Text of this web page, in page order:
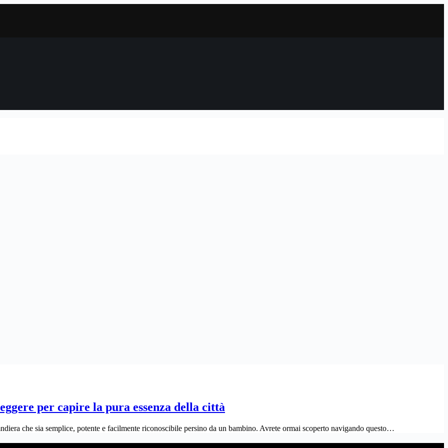
per capire la pura essenza della città
che sia semplice, potente e facilmente riconoscibile persino da un bambino. Avrete ormai scoperto navigando questo…